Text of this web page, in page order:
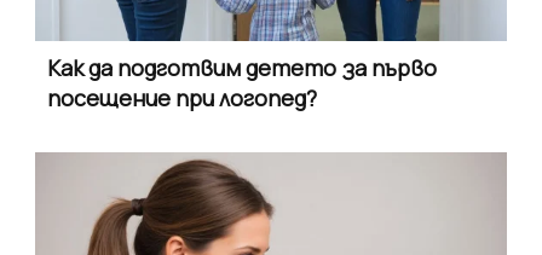
Как да подготвим детето за първо
посещение при логопед?